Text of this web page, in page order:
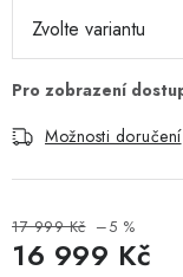
Možnosti doručení
17 999 Kč –5 %
16 999 Kč